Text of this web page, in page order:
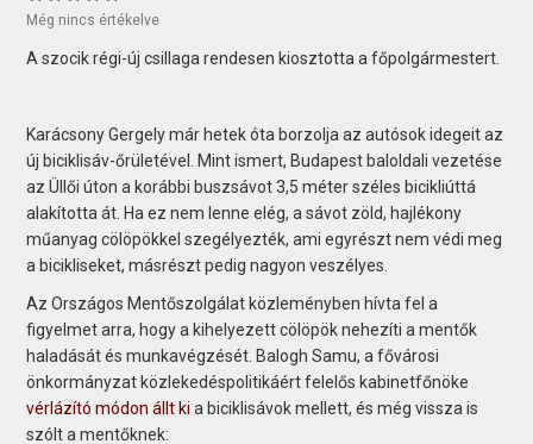
Még nincs értékelve
A szocik régi-új csillaga rendesen kiosztotta a főpolgármestert.
Karácsony Gergely már hetek óta borzolja az autósok idegeit az
új biciklisáv-őrületével. Mint ismert, Budapest baloldali vezetése
az Üllői úton a korábbi buszsávot 3,5 méter széles bicikliúttá
alakította át. Ha ez nem lenne elég, a sávot zöld, hajlékony
műanyag cölöpökkel szegélyezték, ami egyrészt nem védi meg
a bicikliseket, másrészt pedig nagyon veszélyes.
Az Országos Mentőszolgálat közleményben hívta fel a
figyelmet arra, hogy a kihelyezett cölöpök nehezíti a mentők
haladását és munkavégzését. Balogh Samu, a fővárosi
önkormányzat közlekedéspolitikáért felelős kabinetfőnöke
vérlázító módon állt kia biciklisávok mellett, és még vissza is
szólt a mentőknek: